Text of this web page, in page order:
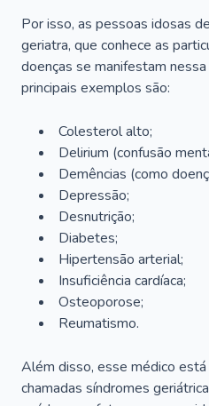
Por isso, as pessoas idosas
geriatra, que conhece as
doenças se manifestam
principais exemplos são:
Colesterol alto;
Delirium (confusão
Demências (como
Depressão;
Desnutrição;
Diabetes;
Hipertensão arterial;
Insuficiência cardíaca;
Osteoporose;
Reumatismo.
Além disso, esse médico
chamadas síndromes